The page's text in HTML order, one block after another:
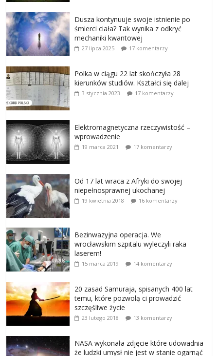
Dusza kontynuuje swoje istnienie po
śmierci ciała? Tak wynika z odkryć
mechaniki kwantowej
27 lipca 2025 17 komentarzy
Polka w ciągu 22 lat skończyła 28
kierunków studiów. Kształci się dalej
3 stycznia 2023 17 komentarzy
Elektromagnetyczna rzeczywistość –
wprowadzenie
19 marca 2021 17 komentarzy
Od 17 lat wraca z Afryki do swojej
niepełnosprawnej ukochanej
19 kwietnia 2018 16 komentarzy
Bezinwazyjna operacja. We
wrocławskim szpitalu wyleczyli raka
laserem!
15 marca 2019 14 komentarzy
20 zasad Samuraja, spisanych 400 lat
temu, które pozwolą ci prowadzić
szczęśliwe życie
23 lutego 2018 13 komentarzy
NASA wykonała zdjęcie które udowadnia
że ludzki umysł nie jest w stanie ogarnąć